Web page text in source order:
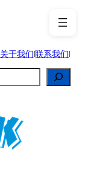
关于我们|联系我们|